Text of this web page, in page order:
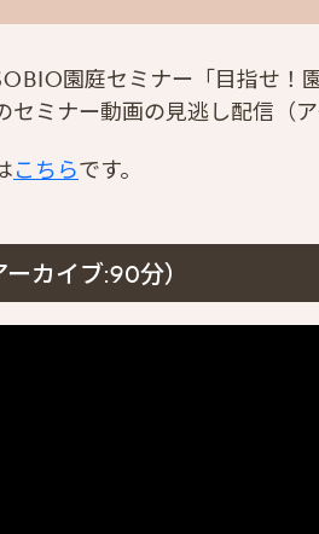
園庭セミナー「目指せ！
セミナー動画の見逃し配信（
こちらです。
カイブ:90分）